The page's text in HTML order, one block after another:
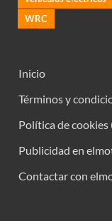
WRC
Inicio
Términos y
Política de cookies
Publicidad en
Contactar con